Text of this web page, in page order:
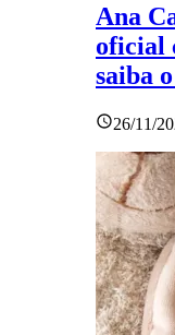
Ana
oficial
saiba
26/11/